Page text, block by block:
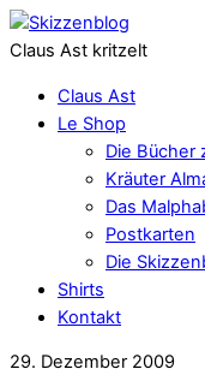
Claus Ast kritzelt
Claus Ast
Le Shop
Die Bücher
Kräuter
Das
Postkarten
Die
Shirts
Kontakt
29. Dezember 2009